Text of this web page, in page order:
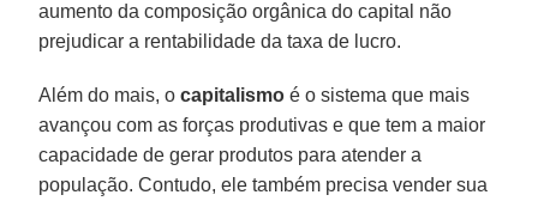
aumento da composição orgânica do capital não
prejudicar a rentabilidade da taxa de lucro.
Além do mais, ocapitalismo é o sistema que mais
avançou com as forças produtivas e que tem a maior
capacidade de gerar produtos para atender a
população. Contudo, ele também precisa vender sua